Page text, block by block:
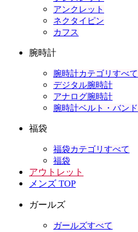
アンクレット
ネクタイピン
カフス
腕時計
腕時計カテゴリすべて
デジタル腕時計
アナログ腕時計
腕時計ベルト・バンド
福袋
福袋カテゴリすべて
福袋
アウトレット
メンズ TOP
ガールズ
ガールズすべて